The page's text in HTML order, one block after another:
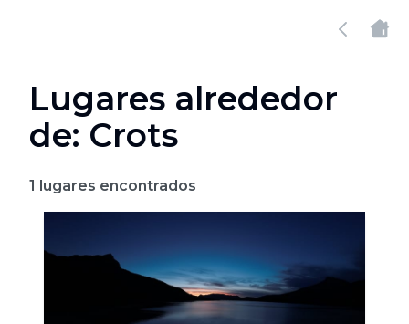
Lugares alrededor
de: Crots
1 lugares encontrados